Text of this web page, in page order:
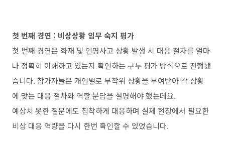
첫 번째 경연 : 비상상황 임무 숙지 평가
첫 번째 경연은 화재 및 인명사고 상황 발생 시 대응 절차를 얼마
나 정확히 이해하고 있는지 확인하는 구두 평가 방식으로 진행됐
습니다. 참가자들은 개인별로 무작위 상황을 부여받아 각 상황
에 맞는 대응 절차와 역할 분담을 설명해야 했는데요.
예상치 못한 질문에도 침착하게 대응하며 실제 현장에서 필요한
비상 대응 역량을 다시 한번 확인할 수 있었습니다.